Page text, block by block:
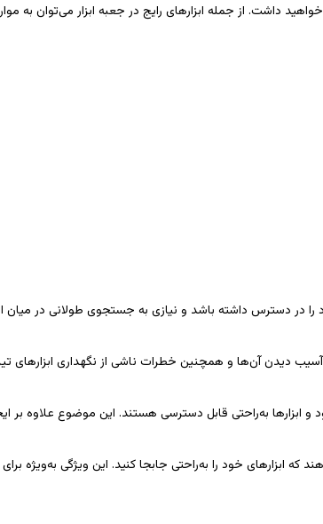
داشت. از جمله ابزارهای رایج در جعبه ابزار می‌توان به
را در دسترس داشته باشد و نیازی به جستجوی طولانی در میان
آسیب دیدن آن‌ها و همچنین خطرات ناشی از نگهداری ابزارهای
و ابزارها به‌راحتی قابل دسترسی هستند. این موضوع علاوه بر
ابزارهای خود را به‌راحتی جابجا کنید. این ویژگی به‌ویژه برای